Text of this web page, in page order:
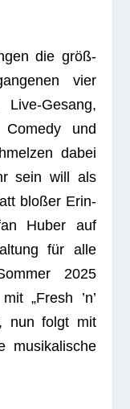
die größ­
vier
Gesang,
Comedy und
dabei
sein will als
blo­ßer Erin­
Huber auf
für alle
2025
„Fresh ’n’
nun folgt mit
musi­ka­li­sche